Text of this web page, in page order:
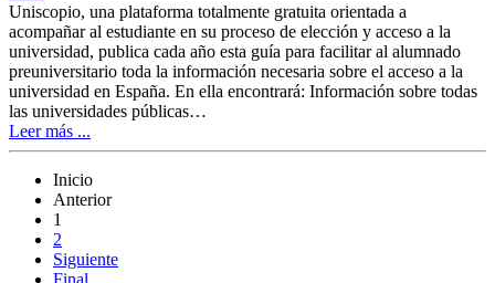
Uniscopio, una plataforma totalmente gratuita orientada a
acompañar al estudiante en su proceso de elección y acceso a la
universidad, publica cada año esta guía para facilitar al alumnado
preuniversitario toda la información necesaria sobre el acceso a la
universidad en España. En ella encontrará: Información sobre todas
las universidades públicas…
Leer más ...
Inicio
Anterior
1
2
Siguiente
Final